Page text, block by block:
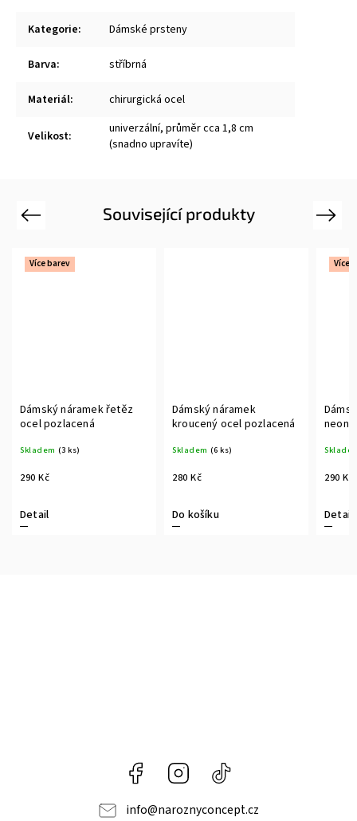
Kategorie: Dámské prsteny
Barva: stříbrná
Materiál: chirurgická ocel
Velikost:
univerzální, průměr cca 1,8 cm
(snadno upravíte)
Související produkty
Previous
Více barev
Dámský náramek řetěz
ocel pozlacená
Skladem (3 ks)
290 Kč
Detail
Dámský náramek
kroucený ocel pozlacená
Skladem (6 ks)
280 Kč
Do košíku
Více
neon
290 Kč
Detail
Next
Facebook Instagram
info@naroznyconcept.cz